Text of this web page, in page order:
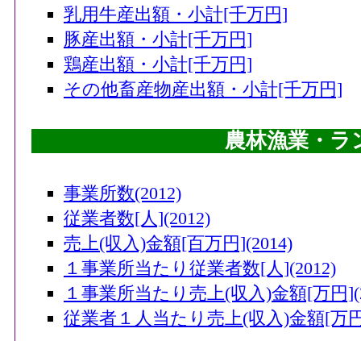
乳用牛産出額・小計[千万円]
豚産出額・小計[千万円]
鶏産出額・小計[千万円]
その他畜産物産出額・小計[千万円]
農林漁業・ラ
事業所数(2012)
従業者数[人](2012)
売上(収入)金額[百万円](2014)
１事業所当たり従業者数[人](2012)
１事業所当たり売上(収入)金額[万円
従業者１人当たり売上(収入)金額[万